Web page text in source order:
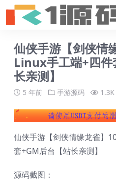
仙侠手游【剑侠情
Linux手工端+四
长亲测】
5 年前 手游源码 1.3K
仙侠手游【剑侠情缘龙雀】
套+GM后台【站长亲测】
源码截图：